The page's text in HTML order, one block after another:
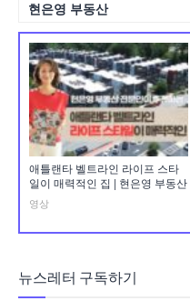
현은영 부동산
애틀랜타 벨트라인 라이프 스타
일이 매력적인 집 | 현은영 부동산
영상
뉴스레터 구독하기